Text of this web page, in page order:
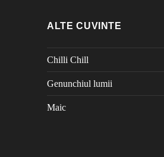
ALTE CUVINTE
Chilli Chill
Genunchiul lumii
Maic